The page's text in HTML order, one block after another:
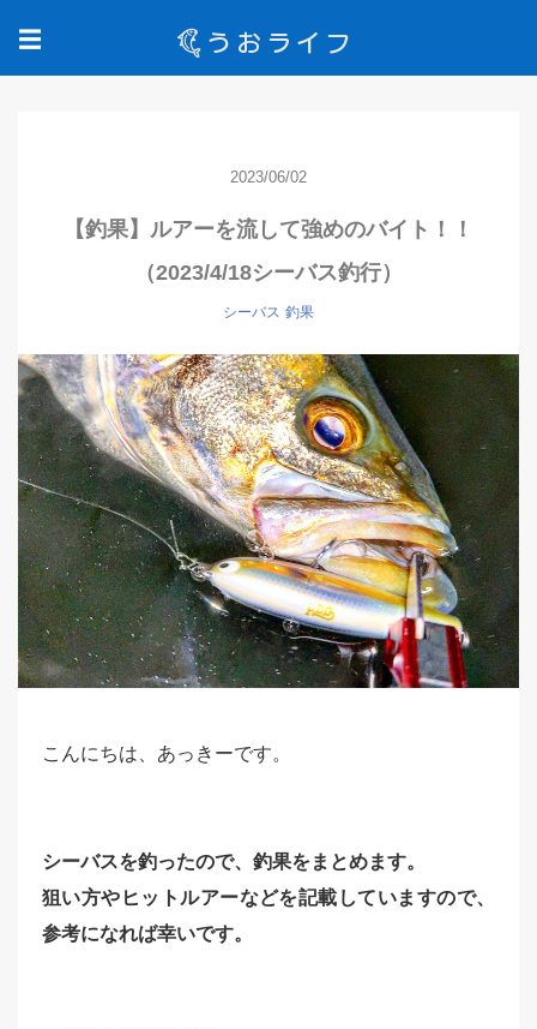
☰
2023/06/02
【釣果】ルアーを流して強めのバイト！！
（2023/4/18シーバス釣行）
シーバス 釣果
こんにちは、あっきーです。
シーバスを釣ったので、釣果をまとめます。
狙い方やヒットルアーなどを記載していますので、
参考になれば幸いです。